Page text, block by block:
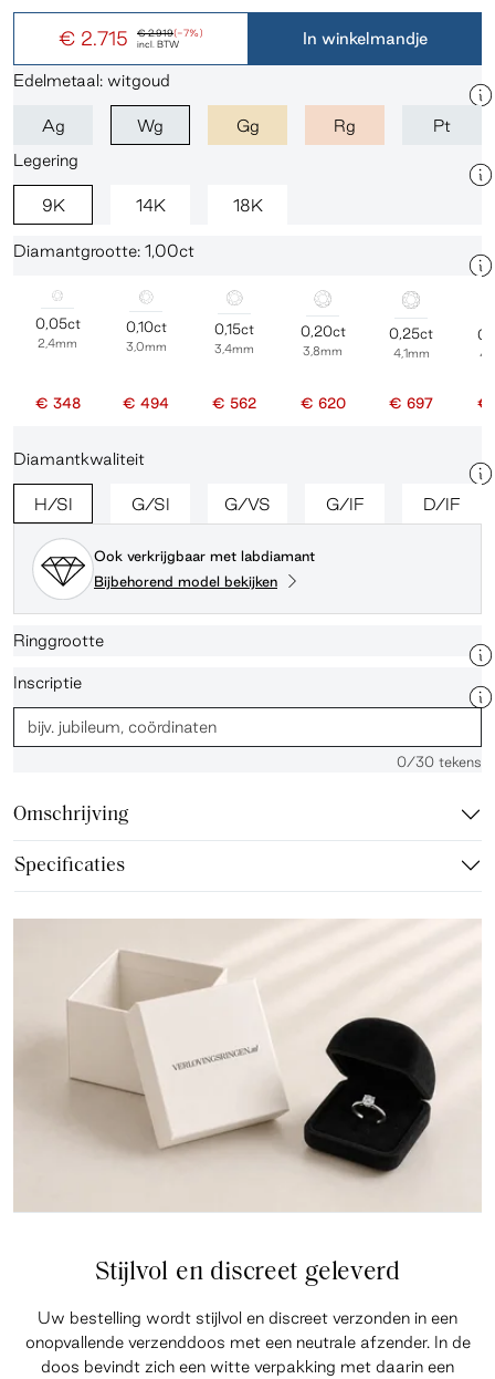
€ 2.919(-7%)
€ 2.715 incl. BTW In winkelmandje
Edelmetaal: witgoud
Ag Wg Gg Rg
Pt
Legering
9K 14K 18K
Diamantgrootte: 1,00ct
0,05ct
2,4mm
€ 348
0,10ct
3,0mm
€ 494
0,15ct
3,4mm
€ 562
0,20ct
3,8mm
€ 620
0,25ct
4,1mm
€ 697 €
Diamantkwaliteit
H/SI G/SI G/VS G/IF D/IF
Ook verkrijgbaar met labdiamant
Bijbehorend model bekijken
Ringgrootte
Inscriptie
0/30 tekens
Omschrijving
Specificaties
Stijlvol en discreet geleverd
Uw bestelling wordt stijlvol en discreet verzonden in een
onopvallende verzenddoos met een neutrale afzender. In de
doos bevindt zich een witte verpakking met daarin een